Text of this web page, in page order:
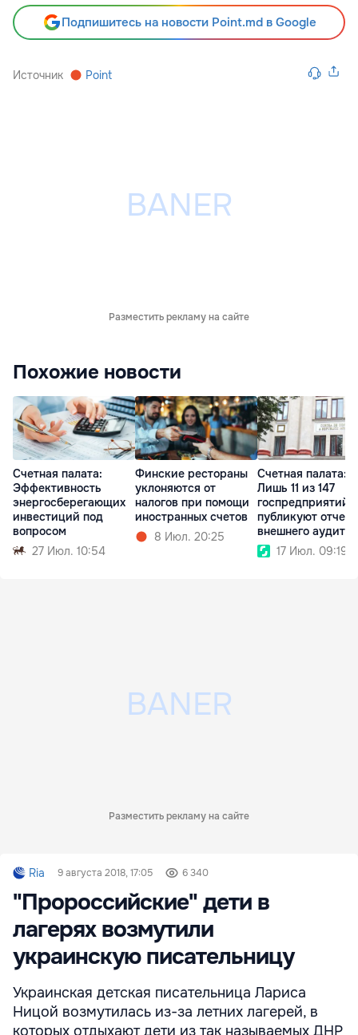
Подпишитесь на новости Point.md в Google
Источник Point
Разместить рекламу на сайте
Похожие новости
Счетная палата:
Эффективность
энергосберегающих
инвестиций под
вопросом
27 Июл. 10:54
Финские рестораны
уклоняются от
налогов при помощи
иностранных счетов
8 Июл. 20:25
Счетная палата:
Лишь 11 из 147
госпредприятий
публикуют отчеты
внешнего аудита
17 Июл. 09:19
Разместить рекламу на сайте
Ria 9 августа 2018, 17:05 6 340
"Пророссийские" дети в
лагерях возмутили
украинскую писательницу
Украинская детская писательница Лариса
Ницой возмутилась из-за летних лагерей, в
которых отдыхают дети из так называемых ДНР